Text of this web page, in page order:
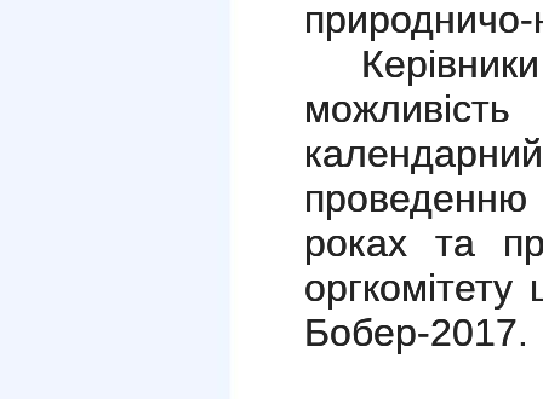
роках та
Бобер-2017.